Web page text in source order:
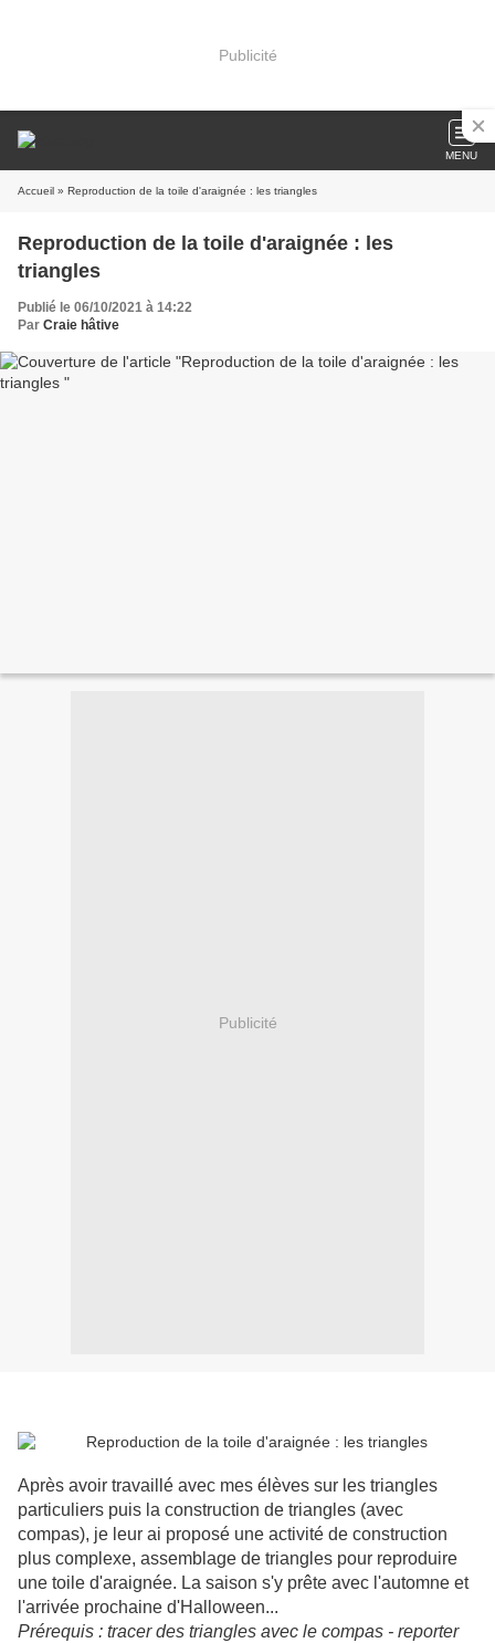
Publicité
MENU
Accueil » Reproduction de la toile d'araignée : les triangles
Reproduction de la toile d'araignée : les
triangles
Publié le 06/10/2021 à 14:22
Par Craie hâtive
Publicité
Après avoir travaillé avec mes élèves sur les triangles
particuliers puis la construction de triangles (avec
compas), je leur ai proposé une activité de construction
plus complexe, assemblage de triangles pour reproduire
une toile d'araignée. La saison s'y prête avec l'automne et
l'arrivée prochaine d'Halloween...
Prérequis : tracer des triangles avec le compas - reporter